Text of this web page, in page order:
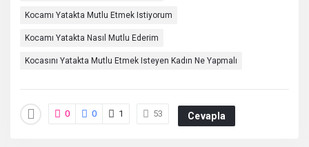
Kocamı Yatakta Mutlu Etmek Istiyorum
Kocamı Yatakta Nasıl Mutlu Ederim
Kocasını Yatakta Mutlu Etmek Isteyen Kadın Ne Yapmalı
0 0 1 53 Cevapla